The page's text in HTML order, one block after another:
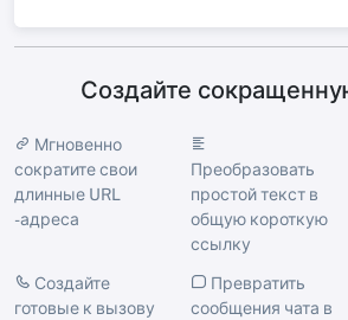
Создайте
Мгновенно
сократите свои
длинные URL
-адреса
Преобразовать
простой текст в
общую короткую
ссылку
Создайте
готовые к вызову
Превратить
сообщения чата в